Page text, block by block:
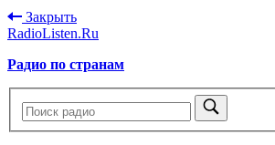
Закрыть
RadioListen.Ru
Радио по странам